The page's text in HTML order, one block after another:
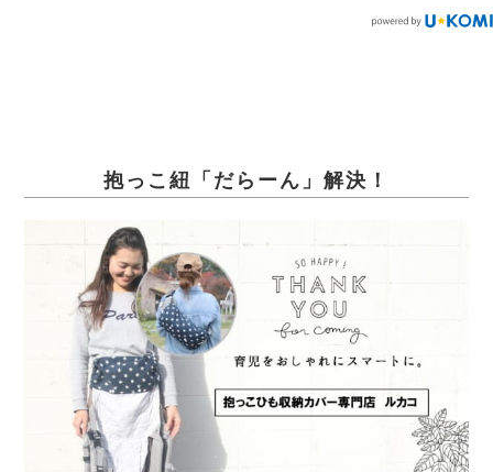
抱っこ紐「だらーん」解決！